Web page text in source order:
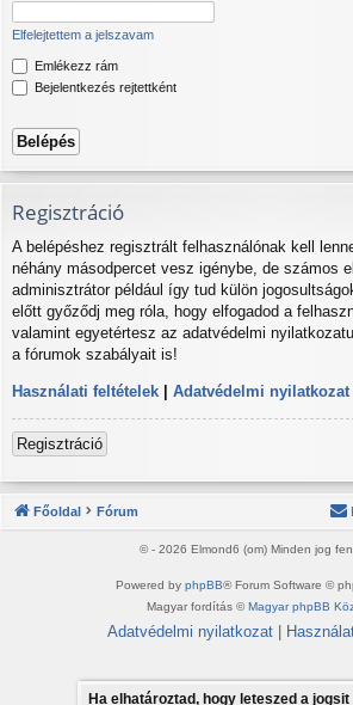
Elfelejtettem a jelszavam
Emlékezz rám
Bejelentkezés rejtettként
Regisztráció
A belépéshez regisztrált felhasználónak kell
néhány másodpercet vesz igénybe, de számos
adminisztrátor például így tud külön
előtt győződj meg róla, hogy elfogadod a
valamint egyetértesz az adatvédelmi
a fórumok szabályait is!
Használati feltételek | Adatvédelmi nyilatkozat
Regisztráció
Főoldal Fórum
© - 2026 Elmond6 (om) Minden jog
Powered by phpBB® Forum Software ©
Magyar fordítás ©Magyar phpBB
Adatvédelmi nyilatkozat |
Ha elhatároztad, hogy leteszed a jogsit